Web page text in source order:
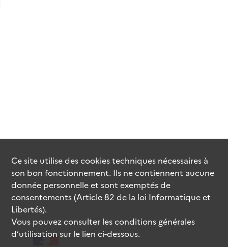
Ce site utilise descookiestechniques nécessaires à
son bon fonctionnement. Ils ne contiennent aucune
donnée personnelle et sont exemptés de
consentements (Article 82 de la loi Informatique et
Libertés).
Vous pouvez consulter les conditions générales
d’utilisation sur le lien ci-dessous.